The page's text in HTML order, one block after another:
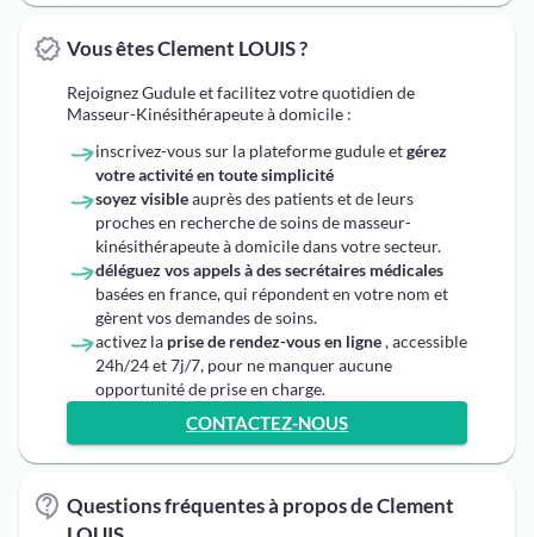
Vous êtes Clement LOUIS ?
Rejoignez Gudule et facilitez votre quotidien de
Masseur-Kinésithérapeute à domicile :
inscrivez-vous sur la plateforme gudule etgérez
votre activité en toute simplicité
soyez visibleauprès des patients et de leurs
proches en recherche de soins de masseur-
kinésithérapeute à domicile dans votre secteur.
déléguez vos appels à des secrétaires médicales
basées en france, qui répondent en votre nom et
gèrent vos demandes de soins.
activez la prise de rendez-vous en ligne, accessible
24h/24 et 7j/7, pour ne manquer aucune
opportunité de prise en charge.
CONTACTEZ-NOUS
Questions fréquentes à propos de Clement